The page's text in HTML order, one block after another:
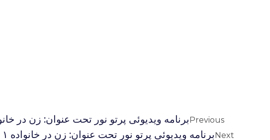
Previousبرنامه ويديوئى پرتو نور تحت عنوان: زن در
Nextبرنامه ويديوئى پرتو نور تحت عنوان: زن در خانواده ۱